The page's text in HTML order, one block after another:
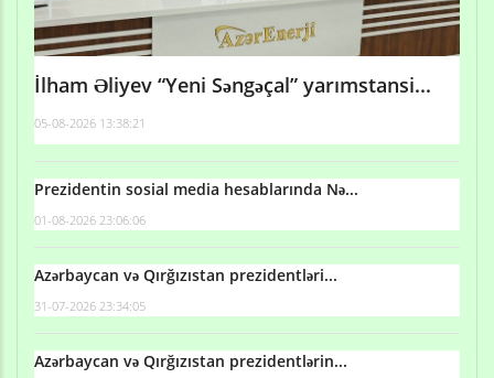
İlham Əliyev “Yeni Səngəçal” yarımstansi...
05-08-2026 13:38:21
Prezidentin sosial media hesablarında Nə...
01-08-2026 23:06:06
Azərbaycan və Qırğızıstan prezidentləri...
31-07-2026 23:34:05
Azərbaycan və Qırğızıstan prezidentlərin...